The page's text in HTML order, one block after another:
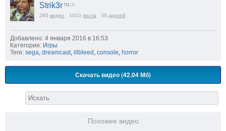
Strik3r 711 | 0
285 видео 1023 поста 38 друзей
Добавлено: 4 января 2016 в 16:53
Категория: Игры
Теги: sega dreamcast illbleed console horror
Скачать видео (42.04 Мб)
Похожее видео